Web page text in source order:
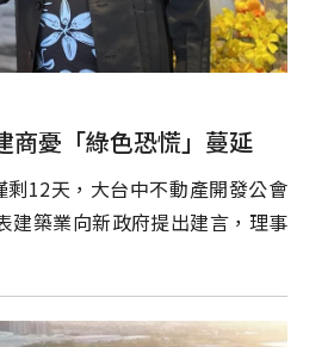
商憂「綠色恐慌」蔓延
12天，大台中不動產開發公會
建築業向新政府提出建言，理事